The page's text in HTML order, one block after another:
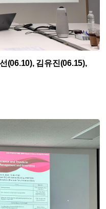
(06.10), 김유진(06.15),